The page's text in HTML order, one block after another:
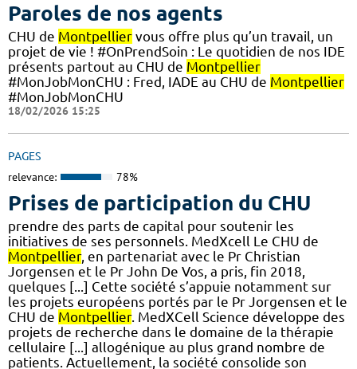
Paroles de nos agents
CHU de Montpellier vous offre plus qu’un travail, un
projet de vie ! #OnPrendSoin : Le quotidien de nos IDE
présents partout au CHU de Montpellier
#MonJobMonCHU : Fred, IADE au CHU de Montpellier
#MonJobMonCHU
18/02/2026 15:25
PAGES
relevance: 78%
Prises de participation du CHU
prendre des parts de capital pour soutenir les
initiatives de ses personnels. MedXcell Le CHU de
Montpellier, en partenariat avec le Pr Christian
Jorgensen et le Pr John De Vos, a pris, fin 2018,
quelques [...] Cette société s’appuie notamment sur
les projets européens portés par le Pr Jorgensen et le
CHU de Montpellier. MedXCell Science développe des
projets de recherche dans le domaine de la thérapie
cellulaire [...] allogénique au plus grand nombre de
patients. Actuellement, la société consolide son